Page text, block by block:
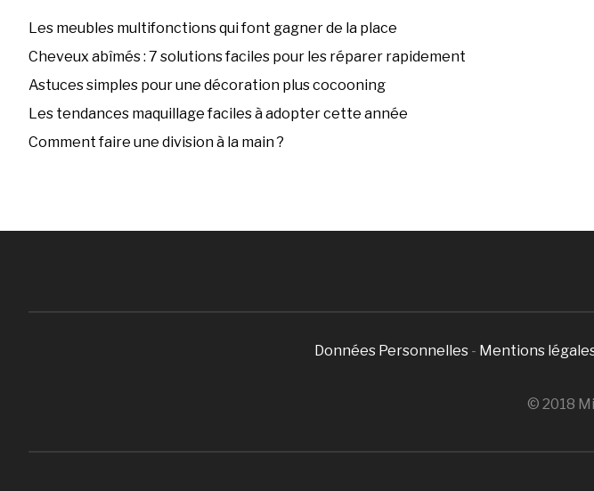
Les meubles multifonctions qui font gagner de la place
Cheveux abîmés : 7 solutions faciles pour les réparer rapidement
Astuces simples pour une décoration plus cocooning
Les tendances maquillage faciles à adopter cette année
Comment faire une division à la main ?
Données Personnelles - Mentions
© 2018